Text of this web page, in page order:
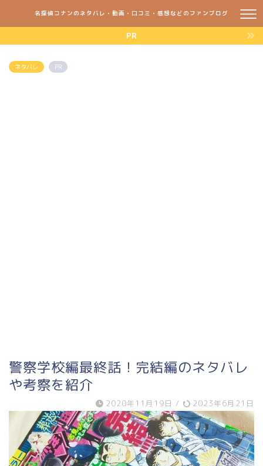
名探偵コナンのネタバレ・動画・口コミ・感想などのファンブログ
PR
ネタバレ PR
警察学校編最終話！完結編のネタバレ
や考察を紹介
2020年11月19日 / 2023年6月21日